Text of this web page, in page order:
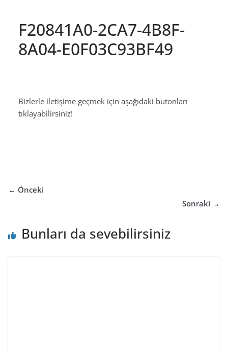
F20841A0-2CA7-4B8F-
8A04-E0F03C93BF49
Bizlerle iletişime geçmek için aşağıdaki butonları
tıklayabilirsiniz!
← Önceki
Sonraki →
Bunları da sevebilirsiniz